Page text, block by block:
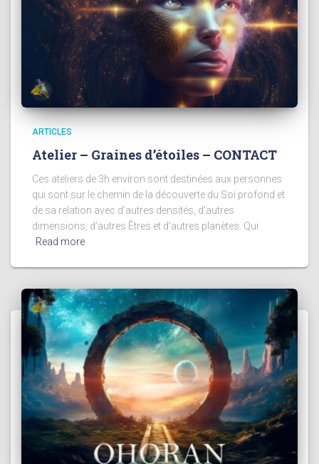
ARTICLES
Atelier – Graines d’étoiles – CONTACT
Ces ateliers de 3h environ sont destinées aux personnes
qui sont sur le chemin de la découverte du Soi profond et
de sa relation avec d’autres densités, d’autres
dimensions, d’autres Êtres et d’autres planètes. Qui
Read more